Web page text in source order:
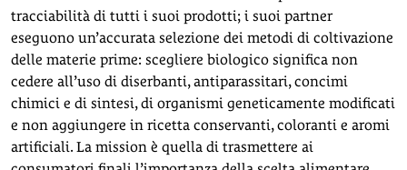
tracciabilità di tutti i suoi prodotti; i suoi partner
eseguono un’accurata selezione dei metodi di coltivazione
delle materie prime: scegliere biologico significa non
cedere all’uso di diserbanti, antiparassitari, concimi
chimici e di sintesi, di organismi geneticamente modificati
e non aggiungere in ricetta conservanti, coloranti e aromi
artificiali. La mission è quella di trasmettere ai